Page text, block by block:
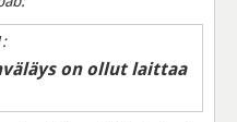
on ollut laittaa